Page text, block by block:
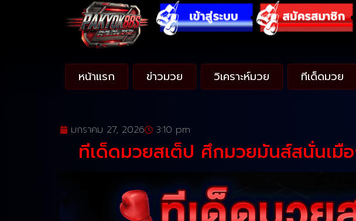
หน้าแรก ข่าวมวย วิเคราะห์มวย ทีเด็ดมวย
มกราคม 27, 2026 3:10 pm
ทีเด็ดมวยสเต็ป ศึกมวยมันส์สนั่นเมื